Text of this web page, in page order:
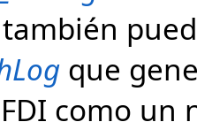
que
como un